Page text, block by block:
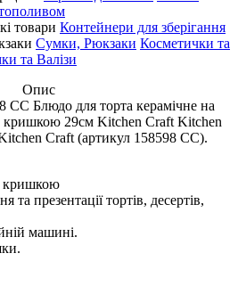
Контейнери для зберігання
Сумки, Рюкзаки Косметички та
та Валізи
Опис
CC Блюдо для торта керамічне на
кришкою 29см Kitchen Craft Kitchen
Craft (артикул 158598 CC).
кришкою
та презентації тортів, десертів,
машині.